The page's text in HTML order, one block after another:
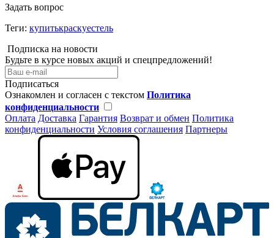
Задать вопрос
Теги: купитькраскуестель
Подписка на новости
Будьте в курсе новых акций и спецпредложений!
Подписаться
Ознакомлен и согласен с текстом Политика
конфиденциальности
Оплата Доставка Гарантия Возврат и обмен Политика
конфиденциальности Условия соглашения Партнеры